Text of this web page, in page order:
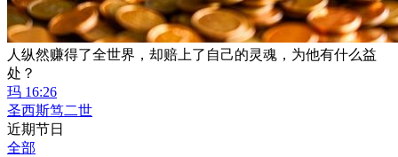
人纵然赚得了全世界，却赔上了自己的灵魂，为他有什么益
处？
玛 16:26
圣西斯笃二世
近期节日
全部